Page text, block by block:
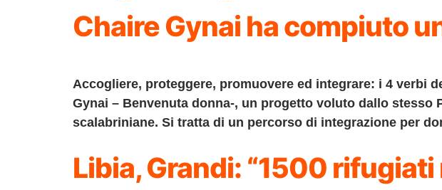
Chaire Gynai ha compiuto
Accogliere, proteggere, promuovere ed integrare: i 4 verbi
Gynai – Benvenuta donna-, un progetto voluto dallo
scalabriniane. Si tratta di un percorso di integrazione per
Libia, Grandi: “1500